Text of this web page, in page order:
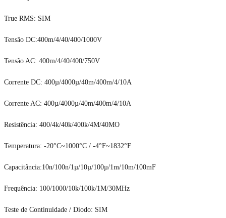
True RMS: SIM
Tensão DC:400m/4/40/400/1000V
Tensão AC: 400m/4/40/400/750V
Corrente DC: 400µ/4000µ/40m/400m/4/10A
Corrente AC: 400µ/4000µ/40m/400m/4/10A
Resistência: 400/4k/40k/400k/4M/40MO
Temperatura: -20°C~1000°C / -4°F~1832°F
Capacitância:10n/100n/1µ/10µ/100µ/1m/10m/100mF
Frequência: 100/1000/10k/100k/1M/30MHz
Teste de Continuidade / Diodo: SIM